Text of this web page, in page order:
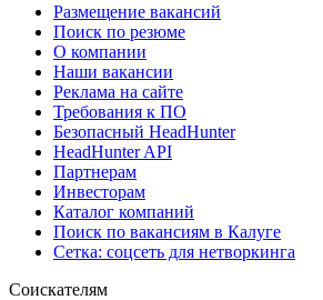
Размещение вакансий
Поиск по резюме
О компании
Наши вакансии
Реклама на сайте
Требования к ПО
Безопасный HeadHunter
HeadHunter API
Партнерам
Инвесторам
Каталог компаний
Поиск по вакансиям в Калуге
Сетка: соцсеть для нетворкинга
Соискателям